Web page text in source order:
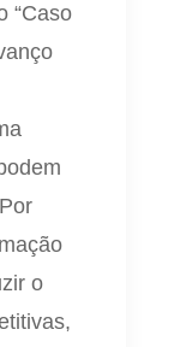
“Caso
o